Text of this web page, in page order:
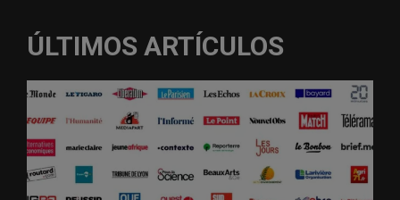
ÚLTIMOS ARTÍCULOS